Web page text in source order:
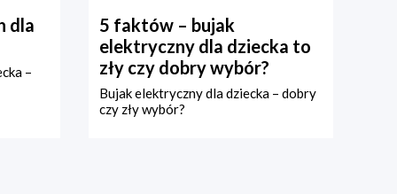
dla
–
5 faktów – bujak
elektryczny dla dziecka to
zły czy dobry wybór?
Bujak elektryczny dla dziecka – dobry
czy zły wybór?